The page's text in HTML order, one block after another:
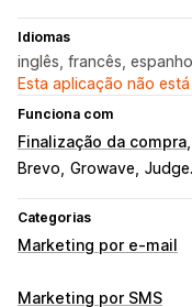
Idiomas
inglês, francês,
Esta aplicação não
Funciona com
Finalização da compra
Brevo Growave
Categorias
Marketing por e-mail
Tipos de campanhas
Marketing por SMS